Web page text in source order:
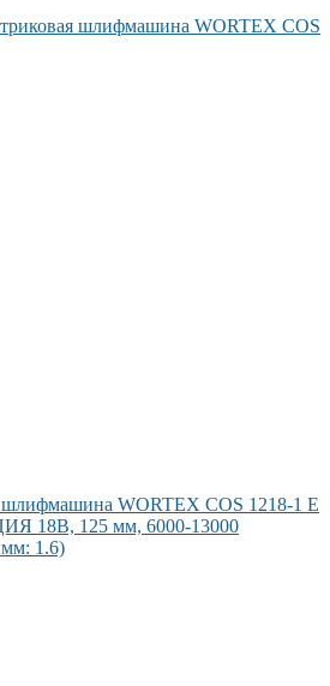
шлифмашина WORTEX COS
шлифмашина WORTEX COS 1218-1 E
18В, 125 мм, 6000-13000
1.6)